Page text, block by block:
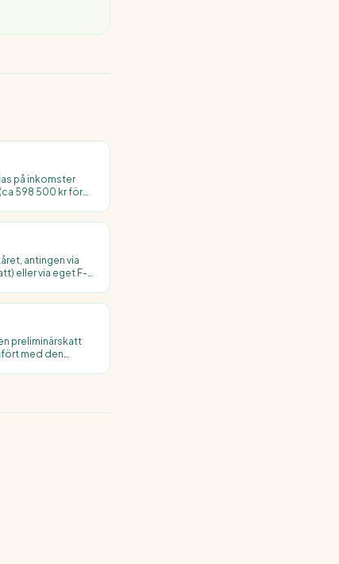
på inkomster
598 500 kr för
antingen via
eller via eget F-
preliminärskatt
med den